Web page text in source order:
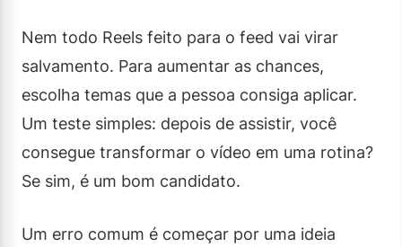
Nem todo Reels feito para o feed vai virar
salvamento. Para aumentar as chances,
escolha temas que a pessoa consiga aplicar.
Um teste simples: depois de assistir, você
consegue transformar o vídeo em uma rotina?
Se sim, é um bom candidato.
Um erro comum é começar por uma ideia